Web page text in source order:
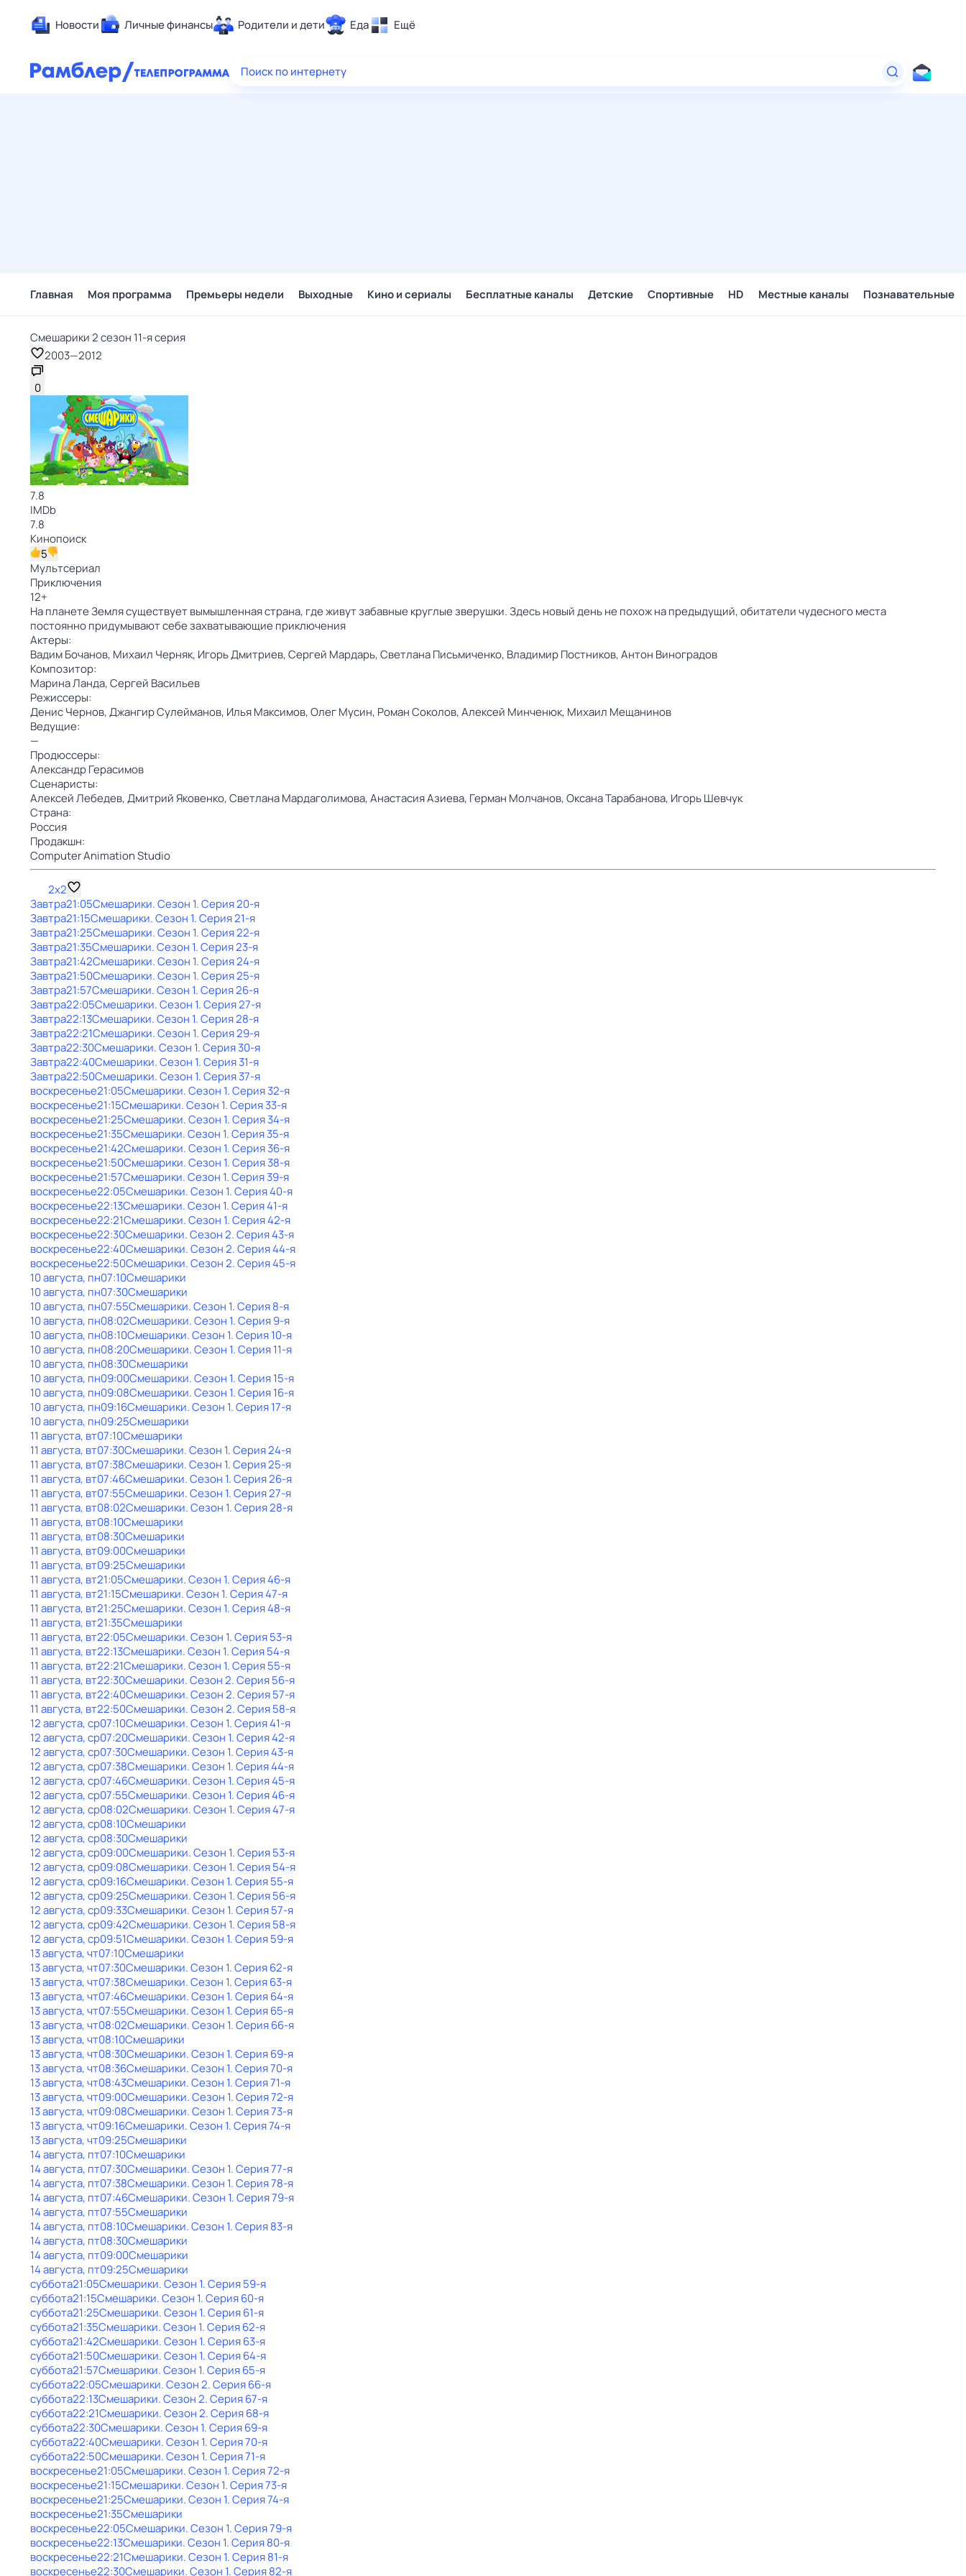
Новости Личные финансы Родители и дети Еда Ещё
Здоровье
Поиск по интернету
Главная Моя программа Премьеры недели Выходные Кино и сериалы Бесплатные каналы Детские Спортивные HD Местные каналы Познавательные
Смешарики 2 сезон 11-я серия
2003—2012
0
7.8
IMDb
7.8
Кинопоиск
5
Мультсериал
Приключения
12+
На планете Земля существует вымышленная страна, где живут забавные круглые зверушки. Здесь новый день не похож на предыдущий, обитатели чудесного места
постоянно придумывают себе захватывающие приключения
Актеры:
Вадим Бочанов, Михаил Черняк, Игорь Дмитриев,Сергей Мардарь,Светлана Письмиченко, Владимир Постников,Антон Виноградов
Композитор:
Марина Ланда,Сергей Васильев
Режиссеры:
Денис Чернов,Джангир Сулейманов, Илья Максимов,Олег Мусин, Роман Соколов,Алексей Минченюк, Михаил Мещанинов
Ведущие:
—
Продюссеры:
Александр Герасимов
Сценаристы:
Алексей Лебедев,Дмитрий Яковенко,Светлана Мардаголимова,Анастасия Азиева, Герман Молчанов,Оксана Тарабанова, Игорь Шевчук
Страна:
Россия
Продакшн:
Computer Animation Studio
2x2
Завтра21:05Смешарики. Сезон 1. Серия 20-я
Завтра21:15Смешарики. Сезон 1. Серия 21-я
Завтра21:25Смешарики. Сезон 1. Серия 22-я
Завтра21:35Смешарики. Сезон 1. Серия 23-я
Завтра21:42Смешарики. Сезон 1. Серия 24-я
Завтра21:50Смешарики. Сезон 1. Серия 25-я
Завтра21:57Смешарики. Сезон 1. Серия 26-я
Завтра22:05Смешарики. Сезон 1. Серия 27-я
Завтра22:13Смешарики. Сезон 1. Серия 28-я
Завтра22:21Смешарики. Сезон 1. Серия 29-я
Завтра22:30Смешарики. Сезон 1. Серия 30-я
Завтра22:40Смешарики. Сезон 1. Серия 31-я
Завтра22:50Смешарики. Сезон 1. Серия 37-я
воскресенье21:05Смешарики. Сезон 1. Серия 32-я
воскресенье21:15Смешарики. Сезон 1. Серия 33-я
воскресенье21:25Смешарики. Сезон 1. Серия 34-я
воскресенье21:35Смешарики. Сезон 1. Серия 35-я
воскресенье21:42Смешарики. Сезон 1. Серия 36-я
воскресенье21:50Смешарики. Сезон 1. Серия 38-я
воскресенье21:57Смешарики. Сезон 1. Серия 39-я
воскресенье22:05Смешарики. Сезон 1. Серия 40-я
воскресенье22:13Смешарики. Сезон 1. Серия 41-я
воскресенье22:21Смешарики. Сезон 1. Серия 42-я
воскресенье22:30Смешарики. Сезон 2. Серия 43-я
воскресенье22:40Смешарики. Сезон 2. Серия 44-я
воскресенье22:50Смешарики. Сезон 2. Серия 45-я
10 августа, пн07:10Смешарики
10 августа, пн07:30Смешарики
10 августа, пн07:55Смешарики. Сезон 1. Серия 8-я
10 августа, пн08:02Смешарики. Сезон 1. Серия 9-я
10 августа, пн08:10Смешарики. Сезон 1. Серия 10-я
10 августа, пн08:20Смешарики. Сезон 1. Серия 11-я
10 августа, пн08:30Смешарики
10 августа, пн09:00Смешарики. Сезон 1. Серия 15-я
10 августа, пн09:08Смешарики. Сезон 1. Серия 16-я
10 августа, пн09:16Смешарики. Сезон 1. Серия 17-я
10 августа, пн09:25Смешарики
11 августа, вт07:10Смешарики
11 августа, вт07:30Смешарики. Сезон 1. Серия 24-я
11 августа, вт07:38Смешарики. Сезон 1. Серия 25-я
11 августа, вт07:46Смешарики. Сезон 1. Серия 26-я
11 августа, вт07:55Смешарики. Сезон 1. Серия 27-я
11 августа, вт08:02Смешарики. Сезон 1. Серия 28-я
11 августа, вт08:10Смешарики
11 августа, вт08:30Смешарики
11 августа, вт09:00Смешарики
11 августа, вт09:25Смешарики
11 августа, вт21:05Смешарики. Сезон 1. Серия 46-я
11 августа, вт21:15Смешарики. Сезон 1. Серия 47-я
11 августа, вт21:25Смешарики. Сезон 1. Серия 48-я
11 августа, вт21:35Смешарики
11 августа, вт22:05Смешарики. Сезон 1. Серия 53-я
11 августа, вт22:13Смешарики. Сезон 1. Серия 54-я
11 августа, вт22:21Смешарики. Сезон 1. Серия 55-я
11 августа, вт22:30Смешарики. Сезон 2. Серия 56-я
11 августа, вт22:40Смешарики. Сезон 2. Серия 57-я
11 августа, вт22:50Смешарики. Сезон 2. Серия 58-я
12 августа, ср07:10Смешарики. Сезон 1. Серия 41-я
12 августа, ср07:20Смешарики. Сезон 1. Серия 42-я
12 августа, ср07:30Смешарики. Сезон 1. Серия 43-я
12 августа, ср07:38Смешарики. Сезон 1. Серия 44-я
12 августа, ср07:46Смешарики. Сезон 1. Серия 45-я
12 августа, ср07:55Смешарики. Сезон 1. Серия 46-я
12 августа, ср08:02Смешарики. Сезон 1. Серия 47-я
12 августа, ср08:10Смешарики
12 августа, ср08:30Смешарики
12 августа, ср09:00Смешарики. Сезон 1. Серия 53-я
12 августа, ср09:08Смешарики. Сезон 1. Серия 54-я
12 августа, ср09:16Смешарики. Сезон 1. Серия 55-я
12 августа, ср09:25Смешарики. Сезон 1. Серия 56-я
12 августа, ср09:33Смешарики. Сезон 1. Серия 57-я
12 августа, ср09:42Смешарики. Сезон 1. Серия 58-я
12 августа, ср09:51Смешарики. Сезон 1. Серия 59-я
13 августа, чт07:10Смешарики
13 августа, чт07:30Смешарики. Сезон 1. Серия 62-я
13 августа, чт07:38Смешарики. Сезон 1. Серия 63-я
13 августа, чт07:46Смешарики. Сезон 1. Серия 64-я
13 августа, чт07:55Смешарики. Сезон 1. Серия 65-я
13 августа, чт08:02Смешарики. Сезон 1. Серия 66-я
13 августа, чт08:10Смешарики
13 августа, чт08:30Смешарики. Сезон 1. Серия 69-я
13 августа, чт08:36Смешарики. Сезон 1. Серия 70-я
13 августа, чт08:43Смешарики. Сезон 1. Серия 71-я
13 августа, чт09:00Смешарики. Сезон 1. Серия 72-я
13 августа, чт09:08Смешарики. Сезон 1. Серия 73-я
13 августа, чт09:16Смешарики. Сезон 1. Серия 74-я
13 августа, чт09:25Смешарики
14 августа, пт07:10Смешарики
14 августа, пт07:30Смешарики. Сезон 1. Серия 77-я
14 августа, пт07:38Смешарики. Сезон 1. Серия 78-я
14 августа, пт07:46Смешарики. Сезон 1. Серия 79-я
14 августа, пт07:55Смешарики
14 августа, пт08:10Смешарики. Сезон 1. Серия 83-я
14 августа, пт08:30Смешарики
14 августа, пт09:00Смешарики
14 августа, пт09:25Смешарики
суббота21:05Смешарики. Сезон 1. Серия 59-я
суббота21:15Смешарики. Сезон 1. Серия 60-я
суббота21:25Смешарики. Сезон 1. Серия 61-я
суббота21:35Смешарики. Сезон 1. Серия 62-я
суббота21:42Смешарики. Сезон 1. Серия 63-я
суббота21:50Смешарики. Сезон 1. Серия 64-я
суббота21:57Смешарики. Сезон 1. Серия 65-я
суббота22:05Смешарики. Сезон 2. Серия 66-я
суббота22:13Смешарики. Сезон 2. Серия 67-я
суббота22:21Смешарики. Сезон 2. Серия 68-я
суббота22:30Смешарики. Сезон 1. Серия 69-я
суббота22:40Смешарики. Сезон 1. Серия 70-я
суббота22:50Смешарики. Сезон 1. Серия 71-я
воскресенье21:05Смешарики. Сезон 1. Серия 72-я
воскресенье21:15Смешарики. Сезон 1. Серия 73-я
воскресенье21:25Смешарики. Сезон 1. Серия 74-я
воскресенье21:35Смешарики
воскресенье22:05Смешарики. Сезон 1. Серия 79-я
воскресенье22:13Смешарики. Сезон 1. Серия 80-я
воскресенье22:21Смешарики. Сезон 1. Серия 81-я
воскресенье22:30Смешарики. Сезон 1. Серия 82-я